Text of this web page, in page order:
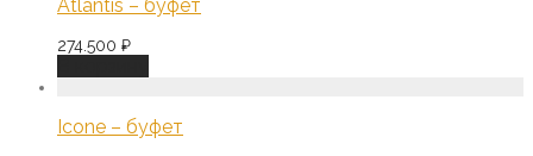
Atlantis – буфет
274.500 ₽
Icone – буфет